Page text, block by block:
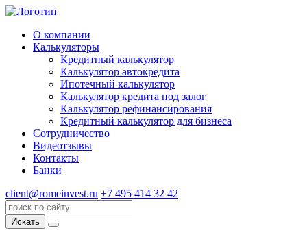
О компании
Калькуляторы
Кредитный калькулятор
Калькулятор автокредита
Ипотечный калькулятор
Калькулятор кредита под залог
Калькулятор рефинансирования
Кредитный калькулятор для бизнеса
Сотрудничество
Видеотзывы
Контакты
Банки
client@romeinvest.ru +7 495 414 32 42
Искать